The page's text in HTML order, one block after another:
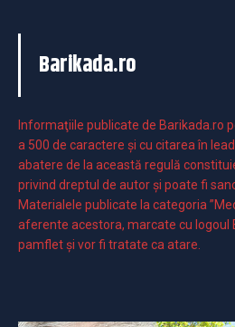
Barikada.ro
Informaţiile publicate de Barikada.ro
a 500 de caractere şi cu citarea în
abatere de la această regulă
privind dreptul de autor și poate fi
Materialele publicate la categoria
aferente acestora, marcate cu logoul
pamflet și vor fi tratate ca atare.